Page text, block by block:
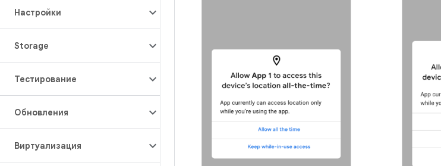
Настройки
Storage
Тестирование
Обновления
Виртуализация